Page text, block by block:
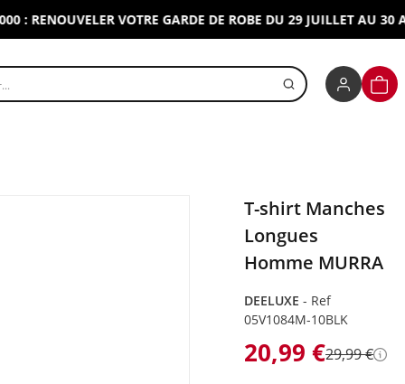
RENOUVELER VOTRE GARDE DE ROBE DU 29 JUILLET AU 30
un produit
T-shirt Manches
Longues
Homme MURRA
DEELUXE - Ref
05V1084M-10BLK
20,99 €29,99 €